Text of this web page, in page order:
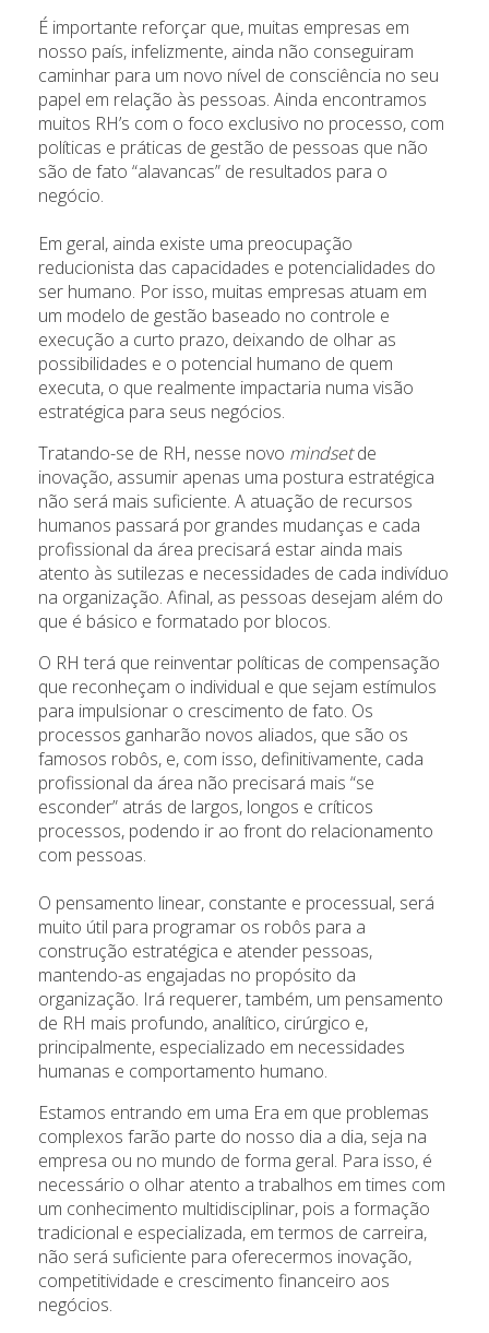
É importante reforçar que, muitas empresas em
nosso país, infelizmente, ainda não conseguiram
caminhar para um novo nível de consciência no seu
papel em relação às pessoas. Ainda encontramos
muitos RH’s com o foco exclusivo no processo, com
políticas e práticas de gestão de pessoas que não
são de fato “alavancas” de resultados para o
negócio.
Em geral, ainda existe uma preocupação
reducionista das capacidades e potencialidades do
ser humano. Por isso, muitas empresas atuam em
um modelo de gestão baseado no controle e
execução a curto prazo, deixando de olhar as
possibilidades e o potencial humano de quem
executa, o que realmente impactaria numa visão
estratégica para seus negócios.
Tratando-se de RH, nesse novo mindsetde
inovação, assumir apenas uma postura estratégica
não será mais suficiente. A atuação de recursos
humanos passará por grandes mudanças e cada
profissional da área precisará estar ainda mais
atento às sutilezas e necessidades de cada indivíduo
na organização. Afinal, as pessoas desejam além do
que é básico e formatado por blocos.
O RH terá que reinventar políticas de compensação
que reconheçam o individual e que sejam estímulos
para impulsionar o crescimento de fato. Os
processos ganharão novos aliados, que são os
famosos robôs, e, com isso, definitivamente, cada
profissional da área não precisará mais “se
esconder” atrás de largos, longos e críticos
processos, podendo ir ao front do relacionamento
com pessoas.
O pensamento linear, constante e processual, será
muito útil para programar os robôs para a
construção estratégica e atender pessoas,
mantendo-as engajadas no propósito da
organização. Irá requerer, também, um pensamento
de RH mais profundo, analítico, cirúrgico e,
principalmente, especializado em necessidades
humanas e comportamento humano.
Estamos entrando em uma Era em que problemas
complexos farão parte do nosso dia a dia, seja na
empresa ou no mundo de forma geral. Para isso, é
necessário o olhar atento a trabalhos em times com
um conhecimento multidisciplinar, pois a formação
tradicional e especializada, em termos de carreira,
não será suficiente para oferecermos inovação,
competitividade e crescimento financeiro aos
negócios.